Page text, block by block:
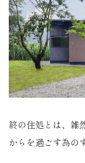
終の住処とは、雑
からを過ごす為の